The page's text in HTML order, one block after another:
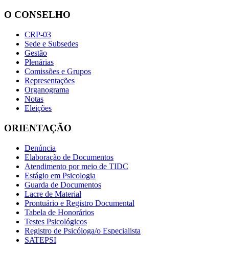
O CONSELHO
CRP-03
Sede e Subsedes
Gestão
Plenárias
Comissões e Grupos
Representações
Organograma
Notas
Eleições
ORIENTAÇÃO
Denúncia
Elaboração de Documentos
Atendimento por meio de TIDC
Estágio em Psicologia
Guarda de Documentos
Lacre de Material
Prontuário e Registro Documental
Tabela de Honorários
Testes Psicológicos
Registro de Psicóloga/o Especialista
SATEPSI